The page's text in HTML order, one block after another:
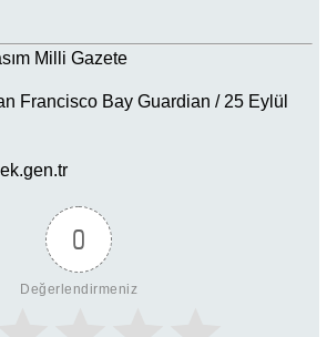
Milli Gazete
Francisco Bay Guardian / 25 Eylül
0
Değerlendirmeniz